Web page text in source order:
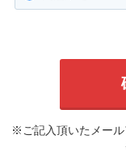
※ご記入頂いたメー